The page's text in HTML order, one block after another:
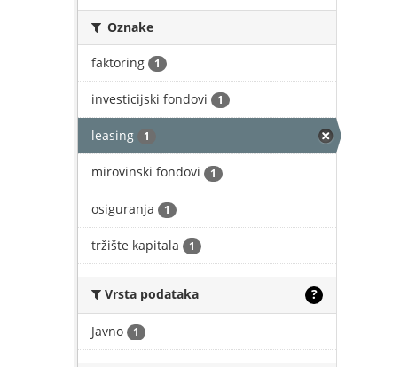
Oznake
faktoring 1
investicijski fondovi 1
leasing 1
mirovinski fondovi 1
osiguranja 1
tržište kapitala 1
Vrsta podataka ?
Javno 1